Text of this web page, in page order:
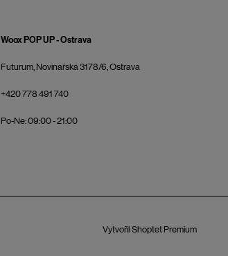
Woox POP UP - Ostrava
Futurum, Novinářská 3178/6, Ostrava
+420 778 491 740
Po-Ne: 09:00 - 21:00
Vytvořil Shoptet Premium